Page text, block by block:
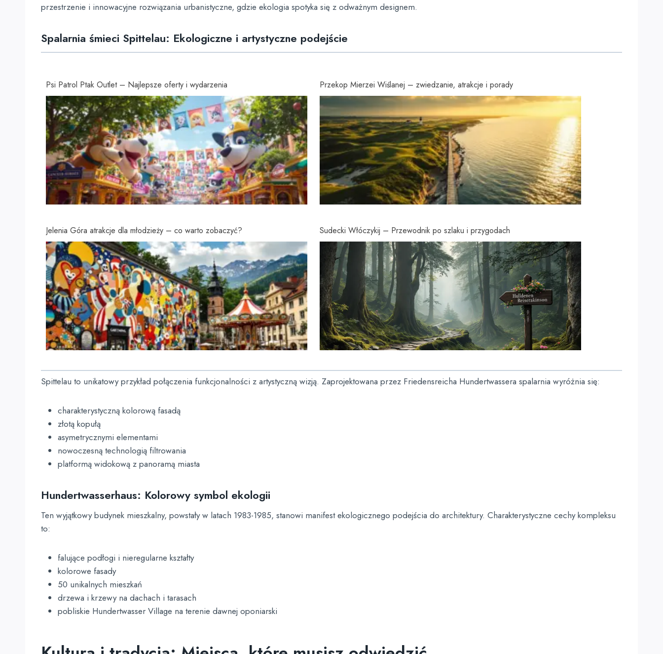
przestrzenie i innowacyjne rozwiązania urbanistyczne, gdzie ekologia spotyka się z odważnym designem.
Spalarnia śmieci Spittelau: Ekologiczne i artystyczne podejście
Psi Patrol Ptak Outlet – Najlepsze oferty i wydarzenia Przekop Mierzei Wiślanej – zwiedzanie, atrakcje i porady
Jelenia Góra atrakcje dla młodzieży – co warto zobaczyć? Sudecki Włóczykij – Przewodnik po szlaku i przygodach
Spittelau to unikatowy przykład połączenia funkcjonalności z artystyczną wizją. Zaprojektowana przez Friedensreicha Hundertwassera spalarnia wyróżnia się:
charakterystyczną kolorową fasadą
złotą kopułą
asymetrycznymi elementami
nowoczesną technologią filtrowania
platformą widokową z panoramą miasta
Hundertwasserhaus: Kolorowy symbol ekologii
Ten wyjątkowy budynek mieszkalny, powstały w latach 1983-1985, stanowi manifest ekologicznego podejścia do architektury. Charakterystyczne cechy kompleksu
to:
falujące podłogi i nieregularne kształty
kolorowe fasady
50 unikalnych mieszkań
drzewa i krzewy na dachach i tarasach
pobliskie Hundertwasser Village na terenie dawnej oponiarski